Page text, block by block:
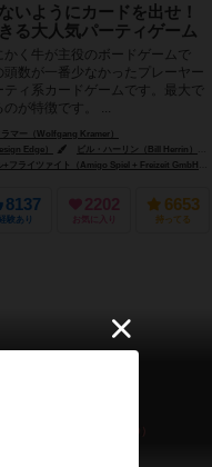
ジュリアン・デルヴァル（Julien Delval）
ュック出版（Hans im Glück Verlags-GmbH）
いようにカードを出せ！
る大人気パーティゲーム
く牛が主役のボードゲームで
頭数が一番少なかったプレーヤー
ィ系カードゲームです。最大で
のが特徴です。 ...
マー（Wolfgang Kramer）
Edge）
ビル・ハーリン（Bill Herrin）
+フライツァイト（Amigo Spiel + Freizeit GmbH）
8137
経験あり
2202
お気に入り
6653
持ってる
6.9